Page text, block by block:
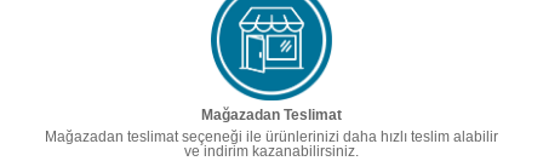
Mağazadan Teslimat
Mağazadan teslimat seçeneği ile ürünlerinizi daha hızlı teslim alabilir
ve indirim kazanabilirsiniz.